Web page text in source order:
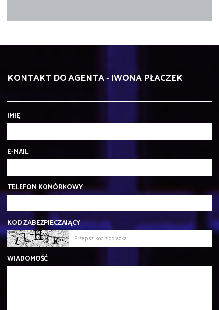
KONTAKT DO AGENTA - IWONA PŁACZEK
IMIĘ
E-MAIL
TELEFON KOMÓRKOWY
KOD ZABEZPIECZAJĄCY
WIADOMOŚĆ